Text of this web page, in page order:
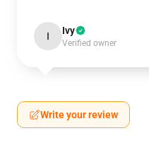
I Ivy
Verified owner
Write your review